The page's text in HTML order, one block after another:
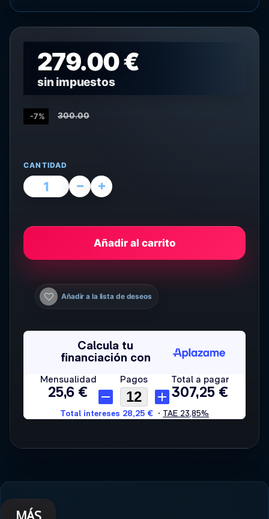
279.00 €
sin impuestos
-7% 300.00
CANTIDAD
Añadir al carrito
Añadir a la lista de deseos